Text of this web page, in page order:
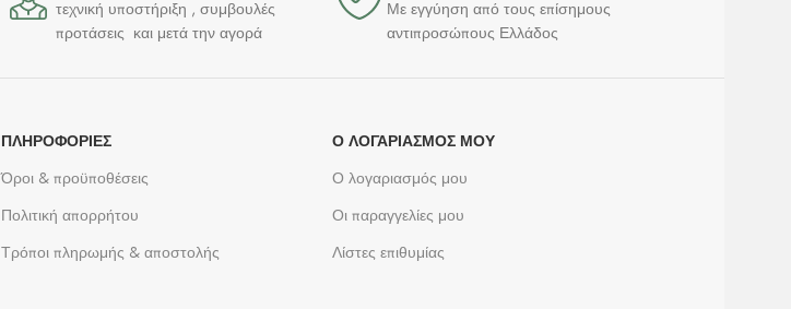
τεχνική υποστήριξη , συμβουλές
προτάσεις και μετά την αγορά
Με εγγύηση από τους επίσημους
αντιπροσώπους Ελλάδος
ΠΛΗΡΟΦΟΡΊΕΣ
Όροι & προϋποθέσεις
Πολιτική απορρήτου
Τρόποι πληρωμής & αποστολής
Ο ΛΟΓΑΡΙΑΣΜΌΣ ΜΟΥ
Ο λογαριασμός μου
Οι παραγγελίες μου
Λίστες επιθυμίας